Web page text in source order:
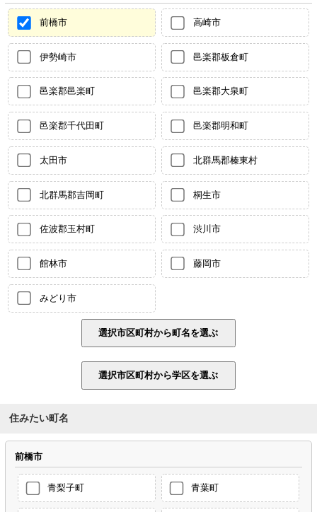
前橋市 高崎市
伊勢崎市 邑楽郡板倉町
邑楽郡邑楽町 邑楽郡大泉町
邑楽郡千代田町 邑楽郡明和町
太田市 北群馬郡榛東村
北群馬郡吉岡町 桐生市
佐波郡玉村町 渋川市
館林市 藤岡市
みどり市
住みたい町名
前橋市
青梨子町 青葉町